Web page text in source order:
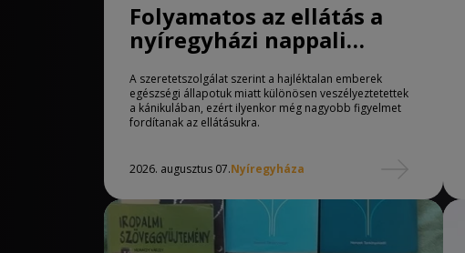
Folyamatos az ellátás a
nyíregyházi nappali
melegedőben
A szeretetszolgálat szerint a hajléktalan emberek
egészségi állapotuk miatt különösen veszélyeztetettek
a kánikulában, ezért ilyenkor még nagyobb figyelmet
fordítanak az ellátásukra.
2026. augusztus 07.Nyíregyháza